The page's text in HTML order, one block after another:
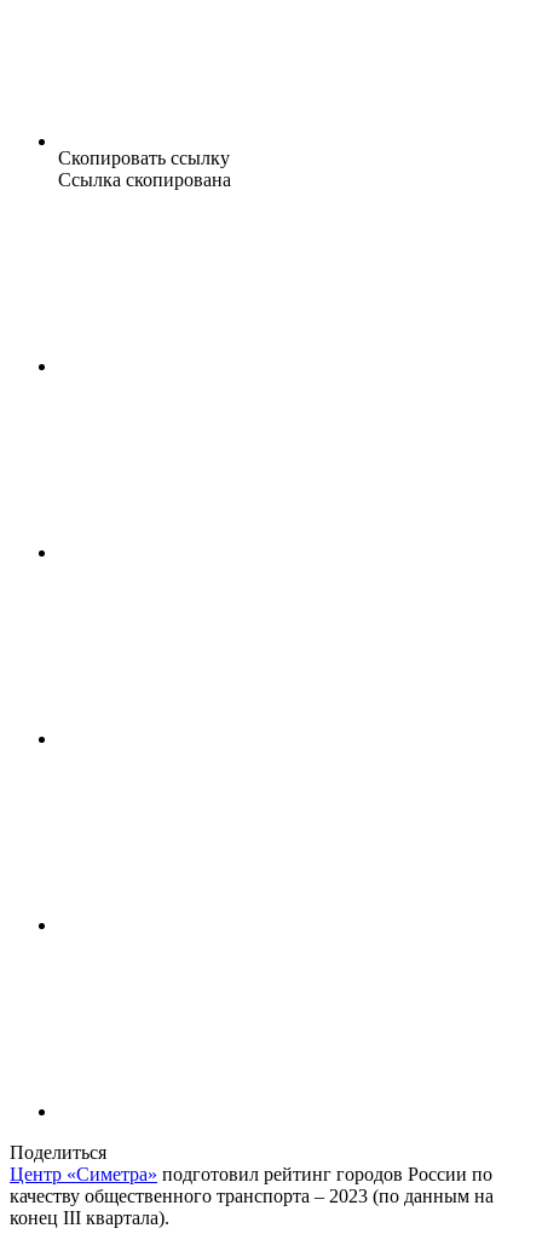
Скопировать ссылку
Ссылка скопирована
Поделиться
Центр «Симетра» подготовил рейтинг городов России по
качеству общественного транспорта – 2023 (по данным на
конец III квартала).